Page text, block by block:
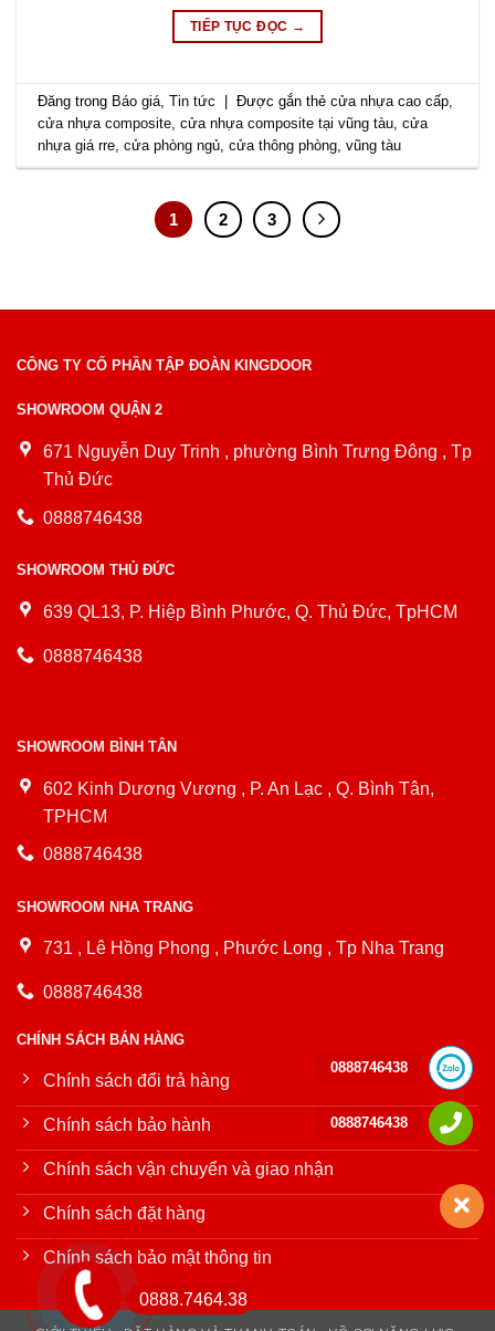
TIẾP TỤC ĐỌC →
Đăng trong Báo giá,Tin tức Được gắn thẻcửa nhựa cao cấp,
cửa nhựa composite,cửa nhựa composite tại vũng tàu,cửa
nhựa giá rre,cửa phòng ngủ,cửa thông phòng,vũng tàu
1 2 3
CÔNG TY CỔ PHẦN TẬP ĐOÀN KINGDOOR
SHOWROOM QUẬN 2
671 Nguyễn Duy Trinh , phường Bình Trưng Đông , Tp
Thủ Đức
0888746438
SHOWROOM THỦ ĐỨC
639 QL13, P. Hiệp Bình Phước, Q. Thủ Đức, TpHCM
0888746438
SHOWROOM BÌNH TÂN
602 Kinh Dương Vương , P. An Lạc , Q. Bình Tân,
TPHCM
0888746438
SHOWROOM NHA TRANG
731 , Lê Hồng Phong , Phước Long , Tp Nha Trang
0888746438
CHÍNH SÁCH BÁN HÀNG
Chính sách đổi trả hàng
Chính sách bảo hành
Chính sách vận chuyển và giao nhận
Chính sách đặt hàng
Chính sách bảo mật thông tin
0888.7464.38
0888746438
0888746438